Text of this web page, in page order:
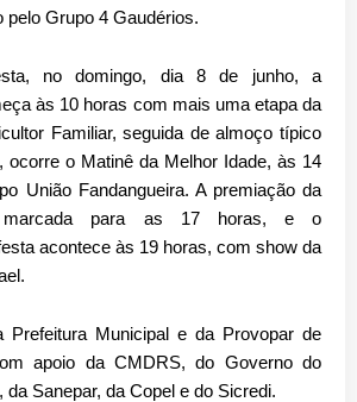
pelo Grupo 4 Gaudérios.
no domingo, dia 8 de junho, a
às 10 horas com mais uma etapa da
Familiar, seguida de almoço típico
ocorre o Matinê da Melhor Idade, às 14
União Fandangueira. A premiação da
marcada para as 17 horas, e o
acontece às 19 horas, com show da
Prefeitura Municipal e da Provopar de
apoio da CMDRS, do Governo do
da Sanepar, da Copel e do Sicredi.